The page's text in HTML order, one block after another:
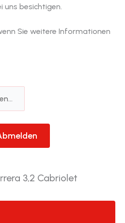
uns besichtigen.
Sie weitere Informationen
3,2 Cabriolet